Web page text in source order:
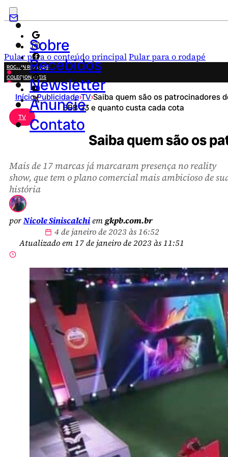
Pular para o conteúdo principalPular para o rodapé
Sobre
Recebidos
Newsletter
Anuncie
Contato
ROCK IN RIO 2026
COLECIONÁVEIS
FESTA JUNINA
NOVIDADES
CAMPANHAS CRIATIVAS
Início›Publicidade›TV›Saiba quem são os patrocinadores
BBB 23 e quanto custa cada cota
TV
Saiba quem são os
Mais de 17 marcas já marcaram presença no reality
show, que tem o plano comercial mais ambicioso de
história
porNicole Siniscalchiemgkpb.com.br
4 de janeiro de 2023 às 16:52
Atualizado em 17 de janeiro de 2023 às 11:51